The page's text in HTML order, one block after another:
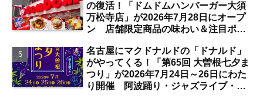
の復活！「ドムドムハンバーガー大須
万松寺店」が2026年7月28日にオープ
ン 店舗限定商品の味わい＆注目ポイ
津／独自取材】
名古屋にマクドナルドの「ドナルド」
がやってくる！「第65回 大曽根七夕ま
つり」が2026年7月24日～26日にわた
り開催 阿波踊り・ジャズライブ・道